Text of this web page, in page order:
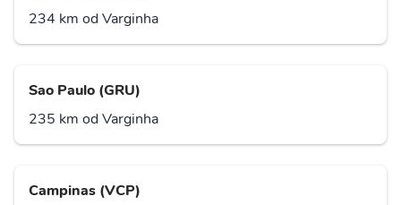
234 km od Varginha
Sao Paulo (GRU)
235 km od Varginha
Campinas (VCP)